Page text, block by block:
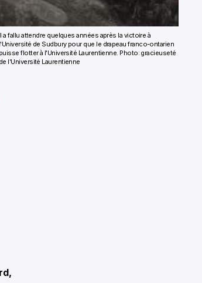
Il a fallu attendre quelques années après la victoire à
l'Université de Sudbury pour que le drapeau franco-ontarien
puisse flotter à l'Université Laurentienne. Photo: gracieuseté
de l'Université Laurentienne